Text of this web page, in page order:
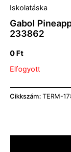
Iskolatáska
Gabol
233862
0 Ft
Elfogyott
Cikkszám: TERM-